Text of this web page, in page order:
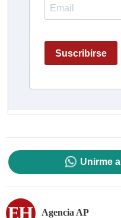
Unirme
Agencia AP